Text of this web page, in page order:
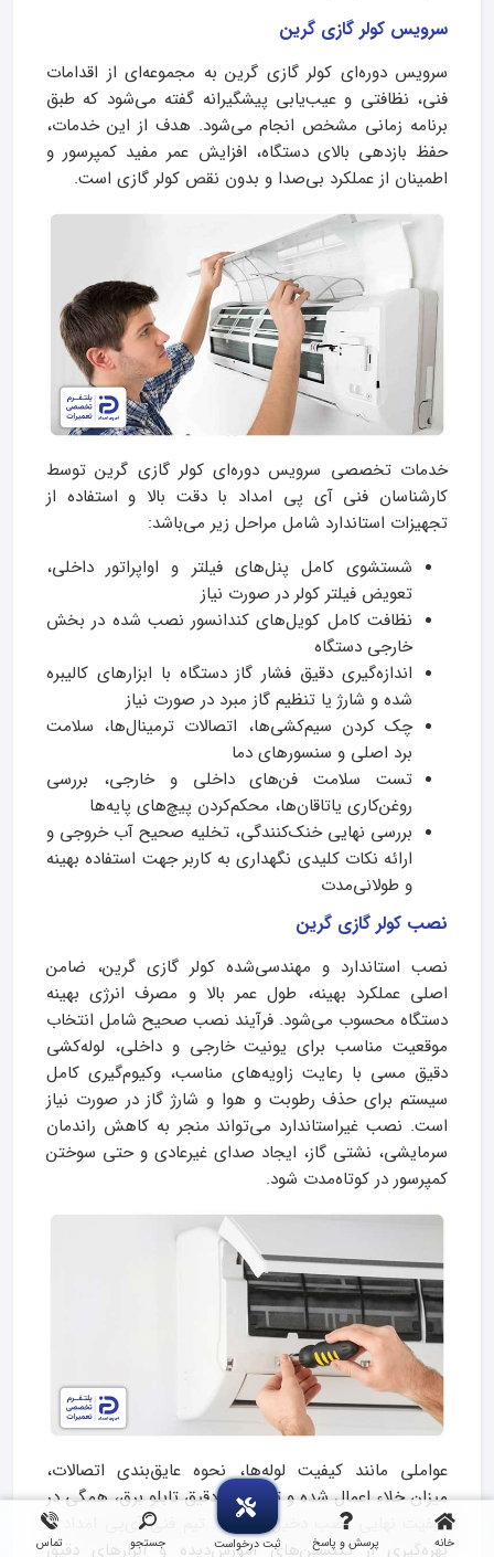
خانه پرسش و پاسخ ثبت درخواست جستجو تماس
سرویس کولر گازی گرین
سرویس دوره‌ای کولر گازی گرین به مجموعه‌ای از اقدامات
فنی، نظافتی و عیب‌یابی پیشگیرانه گفته می‌شود که طبق
برنامه زمانی مشخص انجام می‌شود. هدف از این خدمات،
حفظ بازدهی بالای دستگاه، افزایش عمر مفید کمپرسور و
اطمینان از عملکرد بی‌صدا و بدون نقص کولر گازی است.
خدمات تخصصی سرویس دوره‌ای کولر گازی گرین توسط
کارشناسان فنی آی پی امداد با دقت بالا و استفاده از
تجهیزات استاندارد شامل مراحل زیر می‌باشد:
شستشوی کامل پنل‌های فیلتر و اواپراتور داخلی،
تعویض فیلتر کولر در صورت نیاز
نظافت کامل کویل‌های کندانسور نصب‌ شده در بخش
خارجی دستگاه
اندازه‌گیری دقیق فشار گاز دستگاه با ابزارهای کالیبره
شده و شارژ یا تنظیم گاز مبرد در صورت نیاز
چک کردن سیم‌کشی‌ها، اتصالات ترمینال‌ها، سلامت
برد اصلی و سنسورهای دما
تست سلامت فن‌های داخلی و خارجی، بررسی
روغن‌کاری یاتاقان‌ها، محکم‌کردن پیچ‌های پایه‌ها
بررسی نهایی خنک‌کنندگی، تخلیه صحیح آب خروجی و
ارائه نکات کلیدی نگهداری به کاربر جهت استفاده بهینه
و طولانی‌مدت
نصب کولر گازی گرین
نصب استاندارد و مهندسی‌شده کولر گازی گرین، ضامن
اصلی عملکرد بهینه، طول عمر بالا و مصرف انرژی بهینه
دستگاه محسوب می‌شود. فرآیند نصب صحیح شامل انتخاب
موقعیت مناسب برای یونیت خارجی و داخلی، لوله‌کشی
دقیق مسی با رعایت زاویه‌های مناسب، وکیوم‌گیری کامل
سیستم برای حذف رطوبت و هوا و شارژ گاز در صورت نیاز
است. نصب غیراستاندارد می‌تواند منجر به کاهش راندمان
سرمایشی، نشتی گاز، ایجاد صدای غیرعادی و حتی سوختن
کمپرسور در کوتاه‌مدت شود.
عواملی مانند کیفیت لوله‌ها، نحوه عایق‌بندی اتصالات،
میزان خلاء اعمال شده و تنظیمات دقیق تابلو برق، همگی در
کیفیت نهایی نصب دخیل هستند. تیم فنی آی‌پی امداد با
بهره‌گیری از تکنسین‌های آموزش‌دیده و ابزارهای دقیق